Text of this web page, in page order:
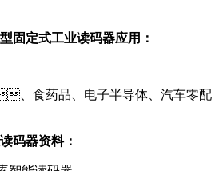
定式工业读码器应用：
、电子半导体、汽车零配
器资料：